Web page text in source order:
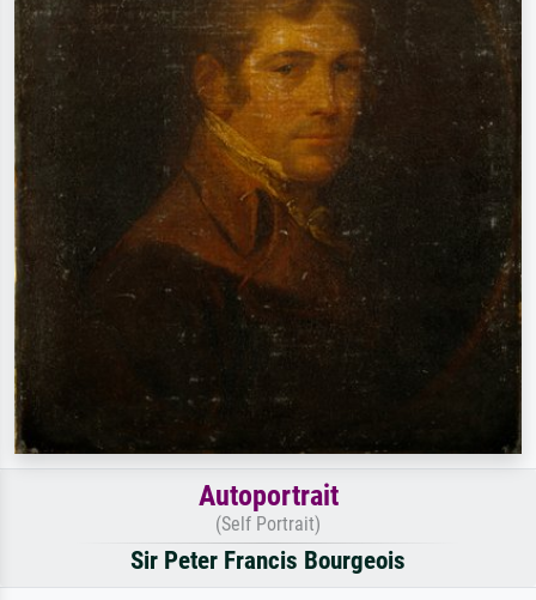
Autoportrait
(Self Portrait)
Sir Peter Francis Bourgeois